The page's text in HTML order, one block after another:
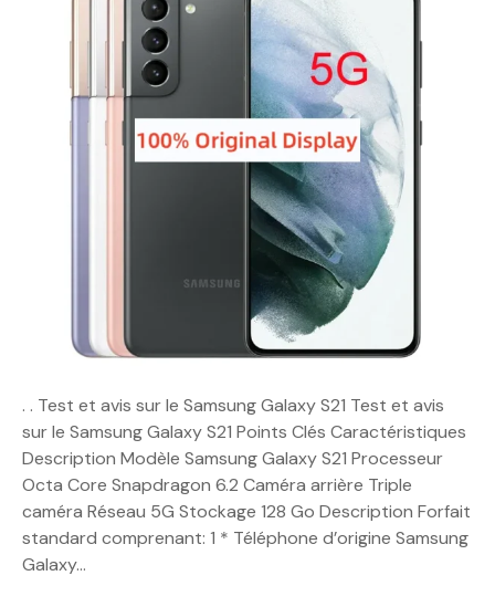
. . Test et avis sur le Samsung Galaxy S21 Test et avis
sur le Samsung Galaxy S21 Points Clés Caractéristiques
Description Modèle Samsung Galaxy S21 Processeur
Octa Core Snapdragon 6.2 Caméra arrière Triple
caméra Réseau 5G Stockage 128 Go Description Forfait
standard comprenant: 1 * Téléphone d’origine Samsung
Galaxy…